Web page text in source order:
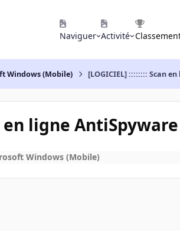
Naviguer Activité
Windows (Mobile) [LOGICIEL] :::::::: Scan
en ligne
Windows (Mobile)